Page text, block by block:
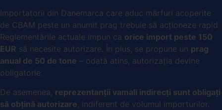
Importatorii din Danemarca care aduc mărfuri acoperite
de CBAM peste un anumit prag trebuie să acționeze rapid.
Reglementările actuale impun ca orice import peste 150
EUR să necesite autorizare. În plus, se propune un prag
anual de 50 de tone – odată atins, autorizația devine
obligatorie.
De asemenea, reprezentanții vamali indirecți sunt obligați
să obțină autorizare , indiferent de volumul importurilor.